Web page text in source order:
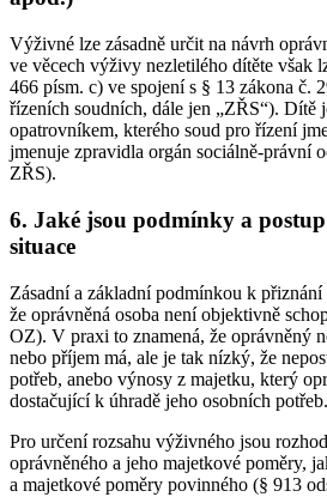
Výživné lze zásadně určit na návrh
ve věcech výživy nezletilého dítěte však
466 písm. c) ve spojení s § 13 zákona č.
řízeních soudních, dále jen „ZŘS“). Dítě
opatrovníkem, kterého soud pro řízení
jmenuje zpravidla orgán sociálně-právní
ZŘS).
6. Jaké jsou podmínky a
situace
Zásadní a základní podmínkou k
že oprávněná osoba není objektivně
OZ). V praxi to znamená, že oprávněný
nebo příjem má, ale je tak nízký, že
potřeb, anebo výnosy z majetku, který
dostačující k úhradě jeho osobních potřeb.
Pro určení rozsahu výživného jsou
oprávněného a jeho majetkové poměry,
a majetkové poměry povinného (§ 913